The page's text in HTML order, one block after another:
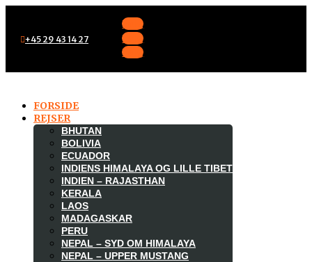
+45 29 43 14 27
Følg
Følg
Følg
FORSIDE
REJSER
BHUTAN
BOLIVIA
ECUADOR
INDIENS HIMALAYA OG LILLE TIBET
INDIEN – RAJASTHAN
KERALA
LAOS
MADAGASKAR
PERU
NEPAL – SYD OM HIMALAYA
NEPAL – UPPER MUSTANG